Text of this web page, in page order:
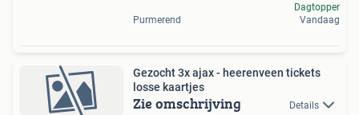
Purmerend
Dagtopper
Vandaag
Gezocht 3x ajax - heerenveen tickets
losse kaartjes
Zie omschrijving Details